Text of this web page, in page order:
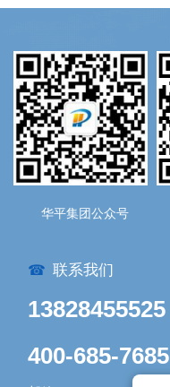
华平集团公众号
☎ 联系我们
13828455525
400-685-7685